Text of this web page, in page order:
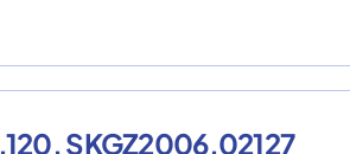
SKGZ2006.02127